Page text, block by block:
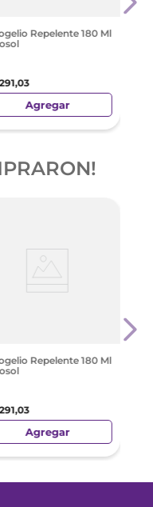
Repelente 180 Ml
291,03
Agregar
Repelente 180 Ml
291,03
Agregar